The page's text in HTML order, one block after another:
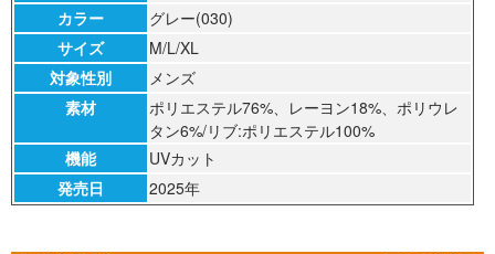
カラー
グレー(030)
サイズ
M/L/XL
対象性別
メンズ
素材
ポリエステル76%、レーヨン18%、ポリウレ
タン6%/リブ:ポリエステル100%
機能
UVカット
発売日
2025年